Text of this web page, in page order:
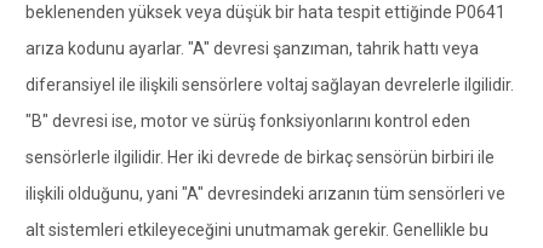
beklenenden yüksek veya düşük bir hata tespit ettiğinde P0641
arıza kodunu ayarlar. "A" devresi şanzıman, tahrik hattı veya
diferansiyel ile ilişkili sensörlere voltaj sağlayan devrelerle ilgilidir.
"B" devresi ise, motor ve sürüş fonksiyonlarını kontrol eden
sensörlerle ilgilidir. Her iki devrede de birkaç sensörün birbiri ile
ilişkili olduğunu, yani "A" devresindeki arızanın tüm sensörleri ve
alt sistemleri etkileyeceğini unutmamak gerekir. Genellikle bu